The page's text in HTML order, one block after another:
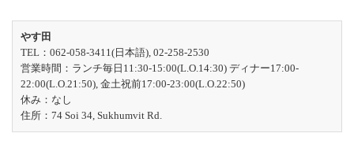
やす田
TEL：062-058-3411(日本語), 02-258-2530
営業時間：ランチ毎日11:30-15:00(L.O.14:30) ディナー17:00-
22:00(L.O.21:50), 金土祝前17:00-23:00(L.O.22:50)
休み：なし
住所：74 Soi 34, Sukhumvit Rd.